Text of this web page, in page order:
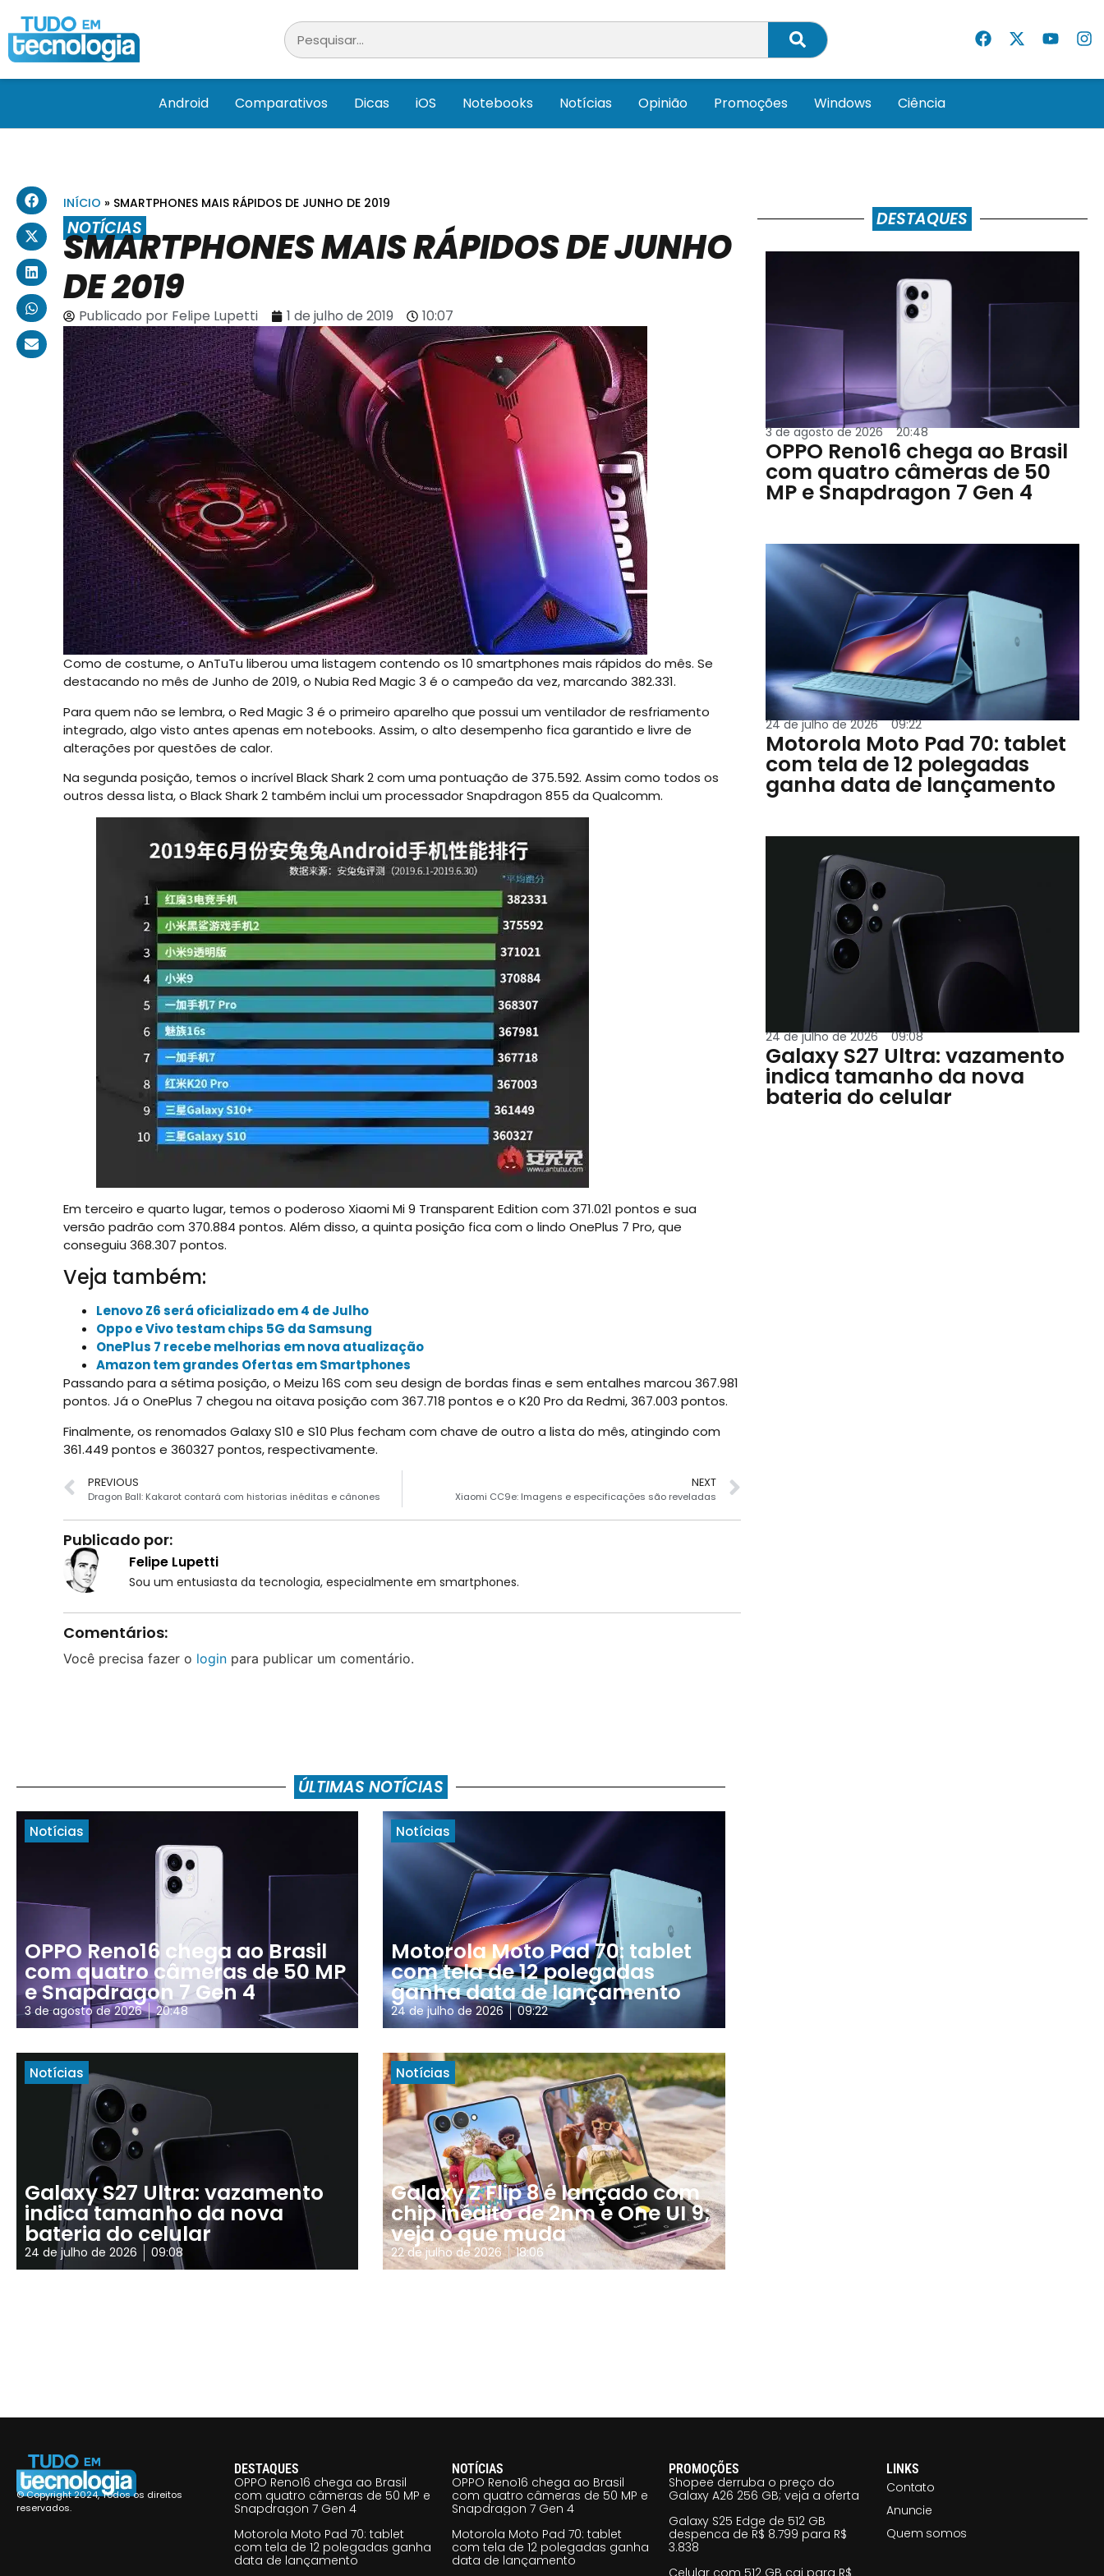
Android Comparativos Dicas iOS Notebooks Notícias Opinião Promoções Windows Ciência
INÍCIO » SMARTPHONES MAIS RÁPIDOS DE JUNHO DE 2019
NOTÍCIAS
SMARTPHONES MAIS RÁPIDOS DE JUNHO
DE 2019
Publicado porFelipe Lupetti 1 de julho de 2019 10:07
Como de costume, o AnTuTu liberou uma listagem contendo os 10 smartphones mais rápidos do mês. Se
destacando no mês de Junho de 2019, o Nubia Red Magic 3 é o campeão da vez, marcando 382.331.
Para quem não se lembra, o Red Magic 3 é o primeiro aparelho que possui um ventilador de resfriamento
integrado, algo visto antes apenas em notebooks. Assim, o alto desempenho fica garantido e livre de
alterações por questões de calor.
Na segunda posição, temos o incrível Black Shark 2 com uma pontuação de 375.592. Assim como todos os
outros dessa lista, o Black Shark 2 também inclui um processador Snapdragon 855 da Qualcomm.
Em terceiro e quarto lugar, temos o poderoso Xiaomi Mi 9 Transparent Edition com 371.021 pontos e sua
versão padrão com 370.884 pontos. Além disso, a quinta posição fica com o lindo OnePlus 7 Pro, que
conseguiu 368.307 pontos.
Veja também:
Lenovo Z6 será oficializado em 4 de Julho
Oppo e Vivo testam chips 5G da Samsung
OnePlus 7 recebe melhorias em nova atualização
Amazon tem grandes Ofertas em Smartphones
Passando para a sétima posição, o Meizu 16S com seu design de bordas finas e sem entalhes marcou 367.981
pontos. Já o OnePlus 7 chegou na oitava posição com 367.718 pontos e o K20 Pro da Redmi, 367.003 pontos.
Finalmente, os renomados Galaxy S10 e S10 Plus fecham com chave de outro a lista do mês, atingindo com
361.449 pontos e 360327 pontos, respectivamente.
PREVIOUS
Dragon Ball: Kakarot contará com historias inéditas e cânones
NEXT
Xiaomi CC9e: Imagens e especificações são reveladas
Publicado por:
Felipe Lupetti
Sou um entusiasta da tecnologia, especialmente em smartphones.
Comentários:
Você precisa fazer o loginpara publicar um comentário.
DESTAQUES
3 de agosto de 2026 20:48
OPPO Reno16 chega ao Brasil
com quatro câmeras de 50
MP e Snapdragon 7 Gen 4
24 de julho de 2026 09:22
Motorola Moto Pad 70: tablet
com tela de 12 polegadas
ganha data de lançamento
24 de julho de 2026 09:08
Galaxy S27 Ultra: vazamento
indica tamanho da nova
bateria do celular
ÚLTIMAS NOTÍCIAS
Notícias
OPPO Reno16 chega ao Brasil
com quatro câmeras de 50 MP
e Snapdragon 7 Gen 4
3 de agosto de 2026 20:48
Notícias
Motorola Moto Pad 70: tablet
com tela de 12 polegadas
ganha data de lançamento
24 de julho de 2026 09:22
Notícias
Galaxy S27 Ultra: vazamento
indica tamanho da nova
bateria do celular
24 de julho de 2026 09:08
Notícias
Galaxy Z Flip 8 é lançado com
chip inédito de 2nm e One UI 9;
veja o que muda
22 de julho de 2026 18:06
© Copyright 2024, Todos os direitos
reservados.
DESTAQUES
OPPO Reno16 chega ao Brasil
com quatro câmeras de 50 MP e
Snapdragon 7 Gen 4
Motorola Moto Pad 70: tablet
com tela de 12 polegadas ganha
data de lançamento
NOTÍCIAS
OPPO Reno16 chega ao Brasil
com quatro câmeras de 50 MP e
Snapdragon 7 Gen 4
Motorola Moto Pad 70: tablet
com tela de 12 polegadas ganha
data de lançamento
PROMOÇÕES
Shopee derruba o preço do
Galaxy A26 256 GB; veja a oferta
Galaxy S25 Edge de 512 GB
despenca de R$ 8.799 para R$
3.838
Celular com 512 GB cai para R$
LINKS
Contato
Anuncie
Quem somos